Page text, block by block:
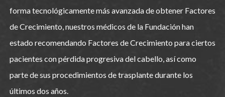
forma tecnológicamente más avanzada de obtener Factores
de Crecimiento, nuestros médicos de la Fundación han
estado recomendando Factores de Crecimiento para ciertos
pacientes con pérdida progresiva del cabello, así como
parte de sus procedimientos de trasplante durante los
últimos dos años.